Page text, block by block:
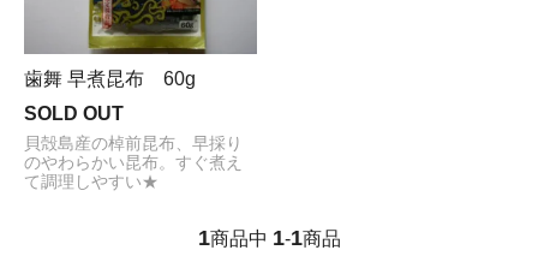
歯舞 早煮昆布 60g
SOLD OUT
貝殻島産の棹前昆布、早採り
のやわらかい昆布。すぐ煮え
て調理しやすい★
1商品中 1-1商品